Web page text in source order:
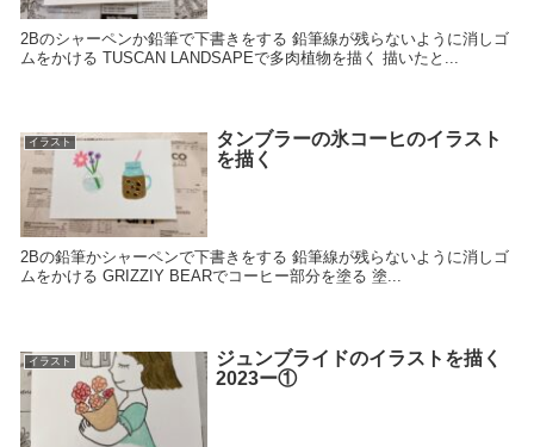
2Bのシャーペンか鉛筆で下書きをする 鉛筆線が残らないように消しゴ
ムをかける TUSCAN LANDSAPEで多肉植物を描く 描いたと...
イラスト
タンブラーの氷コーヒのイラスト
を描く
2Bの鉛筆かシャーペンで下書きをする 鉛筆線が残らないように消しゴ
ムをかける GRIZZIY BEARでコーヒー部分を塗る 塗...
イラスト
ジュンブライドのイラストを描く
2023ー①